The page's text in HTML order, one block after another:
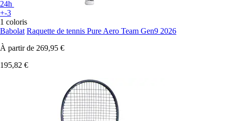
24h
+-3
1 coloris
Babolat Raquette de tennis Pure Aero Team Gen9 2026
À partir de 269,95 €
195,82 €